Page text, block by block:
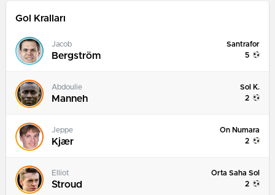
Gol Kralları
Jacob
Bergström
Santrafor
5
Abdoulie
Manneh
Sol K.
2
Jeppe
Kjær
On Numara
2
Elliot
Stroud
Orta Saha Sol
2